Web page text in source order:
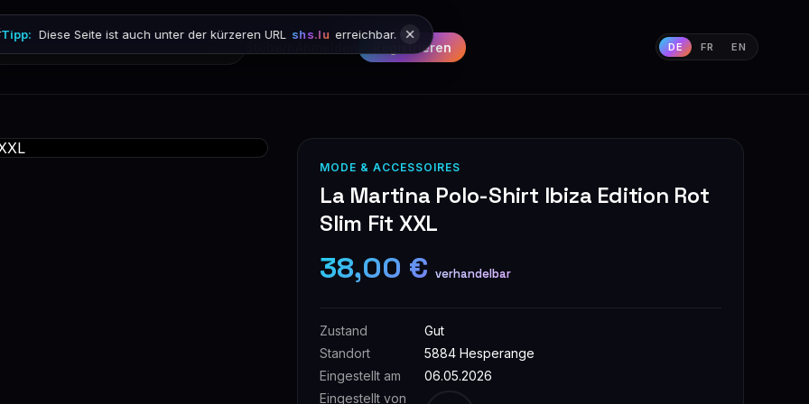
Registrieren DE FR EN
Tipp: Diese Seite ist auch unter der kürzeren URL shs.lu erreichbar.
MODE & ACCESSOIRES
La Martina Polo-Shirt Ibiza Edition Rot
Slim Fit XXL
38,00 € verhandelbar
Zustand
Gut
Standort
5884 Hesperange
Eingestellt am
06.05.2026
Eingestellt von